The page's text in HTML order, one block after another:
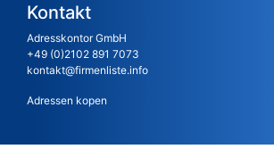
Kontakt
Adresskontor GmbH
+49 (0)2102 891 7073
kontakt@firmenliste.info
Adressen kopen